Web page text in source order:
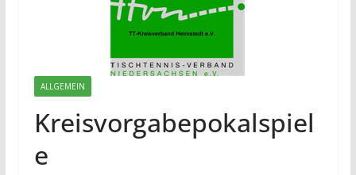
ALLGEMEIN
Kreisvorgabepokalspiel
e